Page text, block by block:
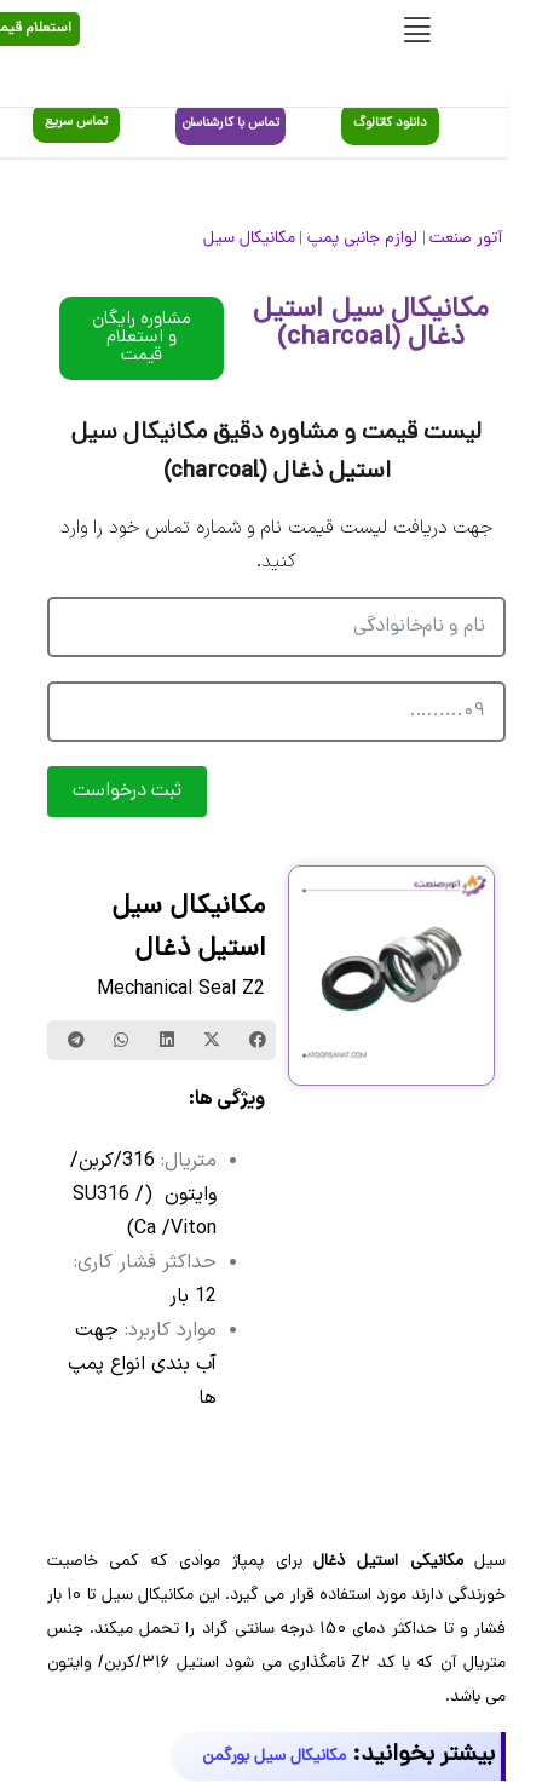
استعلام قیمت
دانلود کاتالوگ تماس با کارشناسان تماس سریع
آتور صنعت|لوازم جانبی پمپ |مکانیکال سیل
مکانیکال سیل استیل
ذغال (charcoal) مشاوره رایگان
و استعلام
قیمت
لیست قیمت و مشاوره دقیق مکانیکال سیل
استیل ذغال (charcoal)
جهت دریافت لیست قیمت نام و شماره تماس خود را وارد
کنید.
ثبت درخواست
مکانیکال سیل
استیل ذغال
Mechanical Seal Z2
ویژگی ها:
متریال:
316/کربن/
وایتون (SU316 /
Ca /Viton)
حداکثر فشار کاری:
موارد کاربرد:جهت
آب بندی انواع پمپ
سیلمکانیکی استیل ذغالبرای پمپاژ موادی که کمی خاصیت
خورندگی دارند مورد استفاده قرار می گیرد. این مکانیکال سیل تا 10 بار
فشار و تا حداکثر دمای 150 درجه سانتی گراد را تحمل میکند. جنس
متریال آن که با کد Z2 نامگذاری می شود استیل 316/کربن/ وایتون
می باشد.
بیشتر بخوانید:مکانیکال سیل بورگمن